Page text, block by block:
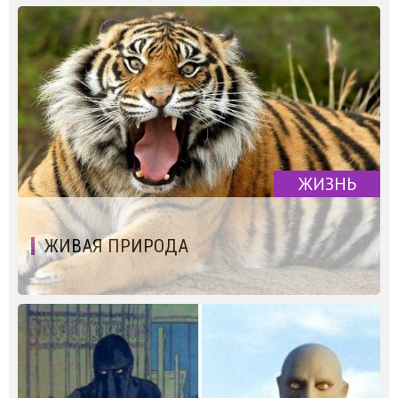
ЖИЗНЬ
ЖИВАЯ ПРИРОДА